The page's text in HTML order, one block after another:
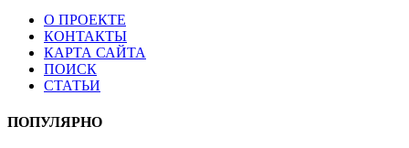
О ПРОЕКТЕ
КОНТАКТЫ
КАРТА САЙТА
ПОИСК
СТАТЬИ
ПОПУЛЯРНО